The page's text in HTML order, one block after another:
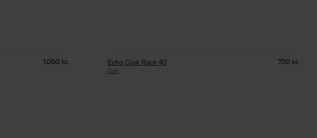
1.050 kr. Echo Coat Rack 40
Oak
750 kr.